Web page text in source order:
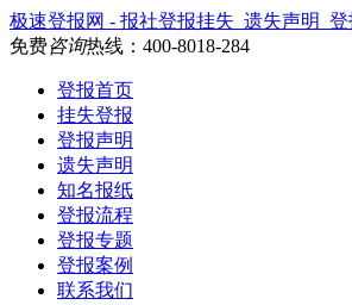
极速登报网 - 报社登报挂失_遗失声明_登
免费咨询热线： 400-8018-284
登报首页
挂失登报
登报声明
遗失声明
知名报纸
登报流程
登报专题
登报案例
联系我们